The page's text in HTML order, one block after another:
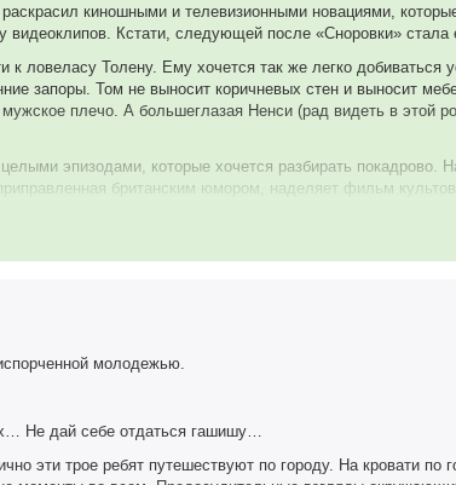
киношными и телевизионными новациями,
видеоклипов. Кстати, следующей после «Сноровки»
к ловеласу Толену. Ему хочется так же легко добиваться
запоры. Том не выносит коричневых стен и выносит
плечо. А большеглазая Ненси (рад видеть в этой
эпизодами, которые хочется разбирать покадрово.
британским юмором, наделяет фильм
Моки «Кадрящие» (Les dragueurs, 1959) с Шарлем
молодежью.
Не дай себе отдаться гашишу…
эти трое ребят путешествуют по городу. На кровати